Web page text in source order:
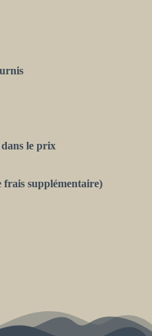
le prix
frais supplémentaire)